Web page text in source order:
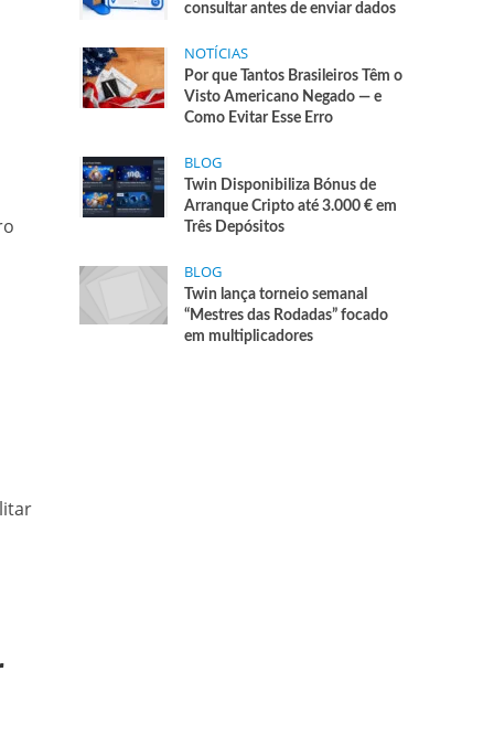
consultar antes de enviar dados
NOTÍCIAS
Por que Tantos Brasileiros Têm o
Visto Americano Negado — e
Como Evitar Esse Erro
BLOG
Twin Disponibiliza Bónus de
Arranque Cripto até 3.000 € em
Três Depósitos
BLOG
Twin lança torneio semanal
“Mestres das Rodadas” focado
em multiplicadores